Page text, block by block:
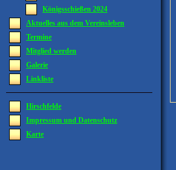
Königsschießen 2024
Aktuelles aus dem Vereinsleben
Termine
Mitglied werden
Galerie
Linkliste
Hirschfelde
Impressum und Datenschutz
Karte